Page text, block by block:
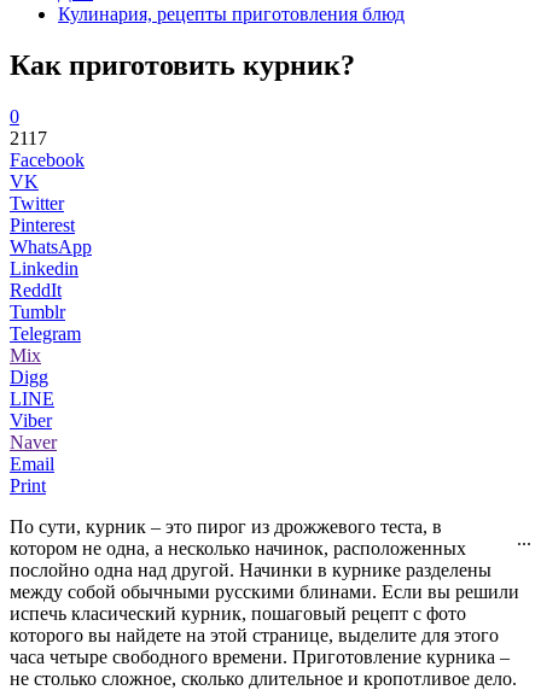
Кулинария, рецепты приготовления блюд
Как приготовить курник?
0
2117
Facebook
VK
Twitter
Pinterest
WhatsApp
Linkedin
ReddIt
Tumblr
Telegram
Mix
Digg
LINE
Viber
Naver
Email
Print
...
По сути, курник – это пирог из дрожжевого теста, в
котором не одна, а несколько начинок, расположенных
послойно одна над другой. Начинки в курнике разделены
между собой обычными русскими блинами. Если вы решили
испечь класический курник, пошаговый рецепт с фото
которого вы найдете на этой странице, выделите для этого
часа четыре свободного времени. Приготовление курника –
не столько сложное, сколько длительное и кропотливое дело.